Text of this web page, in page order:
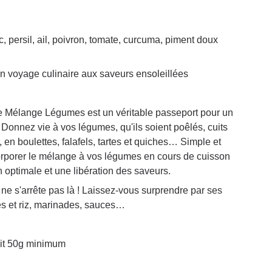
persil, ail, poivron, tomate, curcuma, piment doux
voyage culinaire aux saveurs ensoleillées
Mélange Légumes est un véritable passeport pour un
vie à vos légumes, qu'ils soient poêlés, cuits
en boulettes, falafels, tartes et quiches… Simple et
le mélange à vos légumes en cours de cuisson
optimale et une libération des saveurs.
s'arrête pas là ! Laissez-vous surprendre par ses
et riz, marinades, sauces…
50g minimum